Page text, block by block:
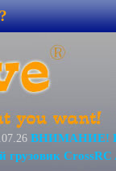
ВНИМАНИЕ!
CrossRC